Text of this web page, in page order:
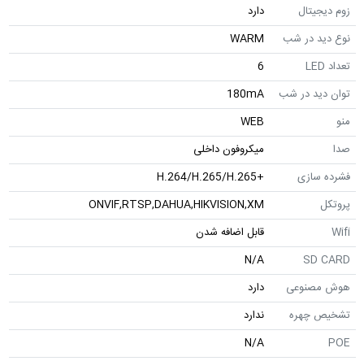
زوم دیجیتال
دارد
نوع دید در شب
WARM
تعداد LED
6
توان دید در شب
180mA
منو
WEB
صدا
میکروفون داخلی
فشرده سازی
+H.264/H.265/H.265
پروتکل
ONVIF,RTSP,DAHUA,HIKVISION,XM
Wifi
قابل اضافه شدن
SD CARD
N/A
هوش مصنوعی
دارد
تشخیص چهره
ندارد
POE
N/A